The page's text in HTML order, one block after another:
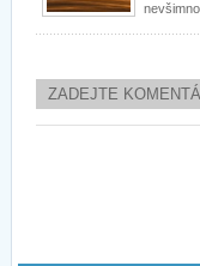
ZADEJTE